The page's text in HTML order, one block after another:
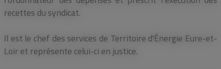
recettes du syndicat.
Il est le chef des services de Territoire d'Énergie Eure-et-
Loir et représente celui-ci en justice.